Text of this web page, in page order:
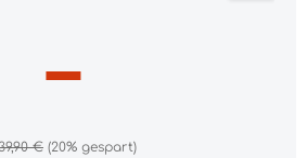
Preis:
€ (20% gespart)